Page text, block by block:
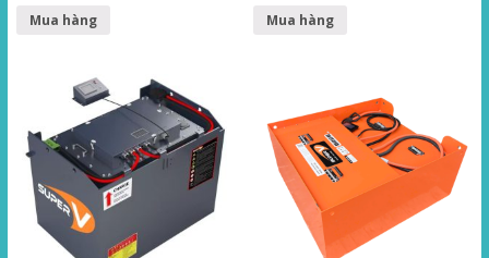
Mua hàng Mua hàng